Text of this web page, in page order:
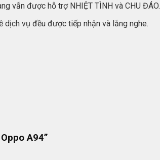
vẫn được hỗ trợ NHIỆT TÌNH và CHU ĐÁO.
dịch vụ đều được tiếp nhận và lắng nghe.
A94”